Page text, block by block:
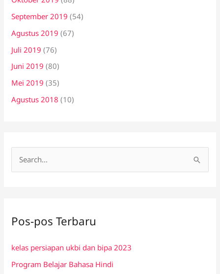
September 2019 (54)
Agustus 2019 (67)
Juli 2019 (76)
Juni 2019 (80)
Mei 2019 (35)
Agustus 2018 (10)
u
t
u
Pos-pos Terbaru
kelas persiapan ukbi dan bipa 2023
Program Belajar Bahasa Hindi